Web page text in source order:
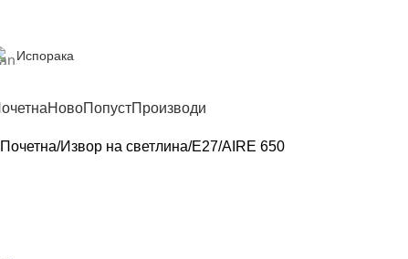
Испорака
НовоПопустПроизводи
Почетна Извор на светлина E27 AIRE 650